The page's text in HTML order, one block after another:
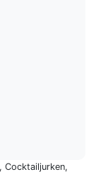
Cocktailjurken,